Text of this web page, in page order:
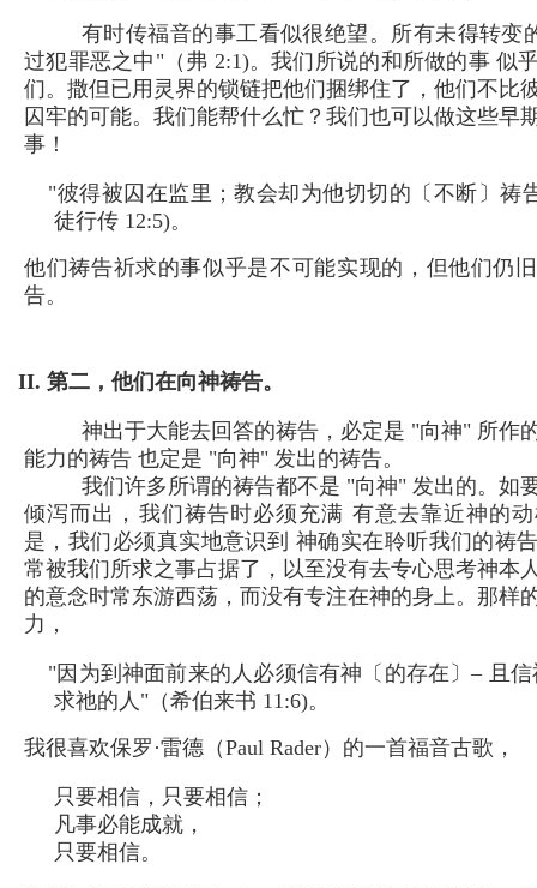
有时传福音的事工看似很绝望。所有未得转变
过犯罪恶之中"（弗 2:1)。我们所说的和所做的事 似
们。撒但已用灵界的锁链把他们捆绑住了，他们不比
囚牢的可能。我们能帮什么忙？我们也可以做这些早
事！
"彼得被囚在监里；教会却为他切切的〔不断〕
徒行传 12:5)。
他们祷告祈求的事似乎是不可能实现的，但他们仍
告。
II. 第二，他们在向神祷告。
神出于大能去回答的祷告，必定是 "向神" 所作
能力的祷告 也定是 "向神" 发出的祷告。
我们许多所谓的祷告都不是 "向神" 发出的。如
倾泻而出，我们祷告时必须充满 有意去靠近神的
是，我们必须真实地意识到 神确实在聆听我们的祷
常被我们所求之事占据了，以至没有去专心思考神本
的意念时常东游西荡，而没有专注在神的身上。那样
力，
"因为到神面前来的人必须信有神〔的存在〕– 且
求祂的人"（希伯来书 11:6)。
我很喜欢保罗·雷德（Paul Rader）的一首福音古歌，
只要相信，只要相信；
凡事必能成就，
只要相信。